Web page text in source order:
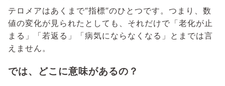
テロメアはあくまで“指標”のひとつです。つまり、数
値の変化が見られたとしても、それだけで「老化が止
まる」「若返る」「病気にならなくなる」とまでは言
えません。
では、どこに意味があるの？